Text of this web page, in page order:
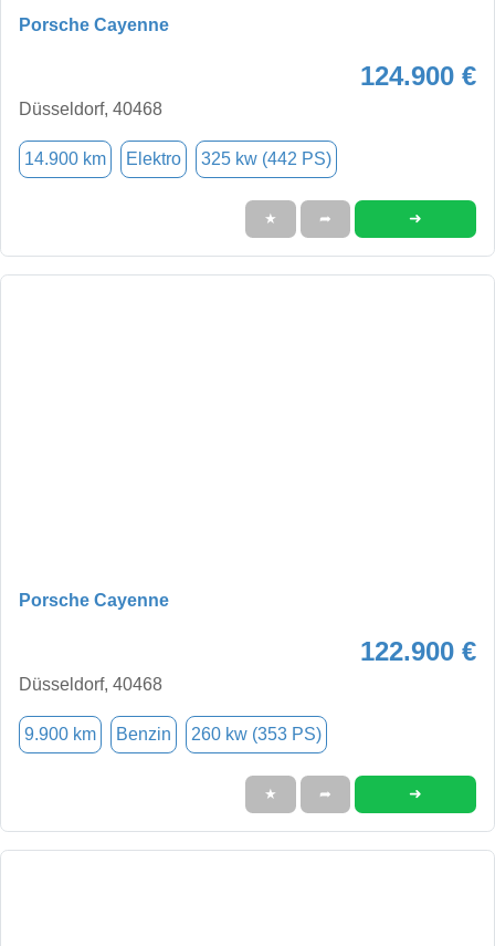
Porsche Cayenne
124.900 €
Düsseldorf, 40468
14.900 km Elektro 325 kw (442 PS)
★ ➦ ➜
Porsche Cayenne
122.900 €
Düsseldorf, 40468
9.900 km Benzin 260 kw (353 PS)
★ ➦ ➜